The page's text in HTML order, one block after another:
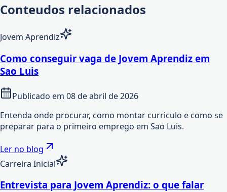
Conteudos relacionados
Jovem Aprendiz
Como conseguir vaga de Jovem Aprendiz em
Sao Luis
Publicado em 08 de abril de 2026
Entenda onde procurar, como montar curriculo e como se
preparar para o primeiro emprego em Sao Luis.
Ler no blog
Carreira Inicial
Entrevista para Jovem Aprendiz: o que falar